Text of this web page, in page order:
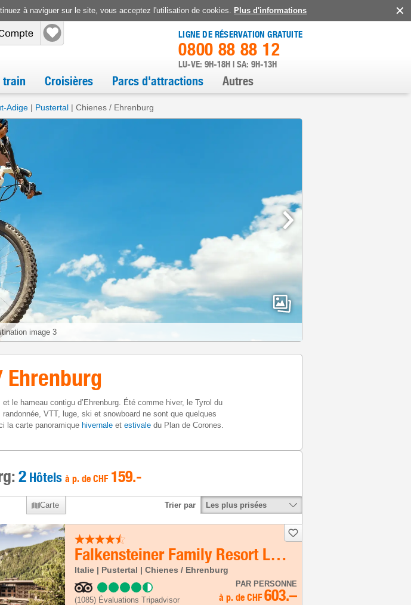
à naviguer sur le site, vous acceptez l'utilisation de cookies. Plus d'informations
LIGNE DE RÉSERVATION GRATUITE
0800 88 88 12
LU-VE: 9H-18H | SA: 9H-13H
train Croisières Parcs d'attractions Autres
Adige Pustertal Chienes / Ehrenburg
image 3
Ehrenburg
le hameau contigu d’Ehrenburg. Été comme hiver, le Tyrol du
VTT, luge, ski et snowboard ne sont que quelques
la carte panoramique hivernale et estivale du Plan de Corones.
2 Hôtels à p. de CHF 159.-
Carte Trier par Les plus prisées
Falkensteiner Family Resort Lido
Italie | Pustertal | Chienes / Ehrenburg
(1085) Évaluations Tripadvisor
PAR PERSONNE
à p. de CHF 603.–